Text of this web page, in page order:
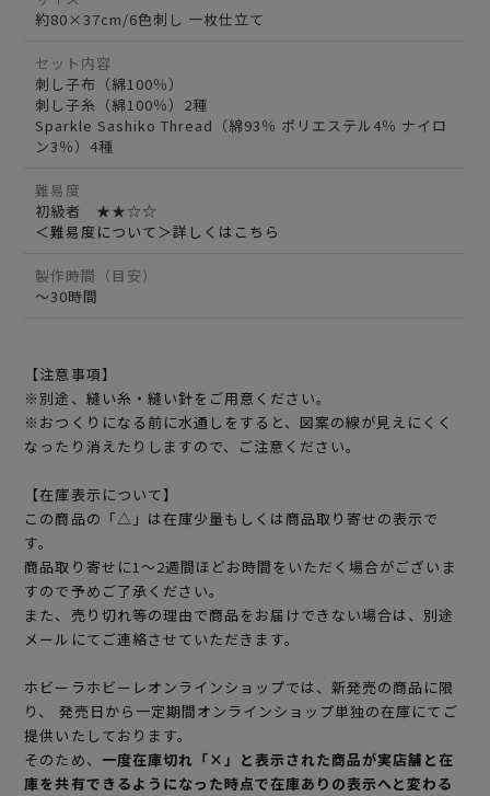
約80×37cm/6色刺し 一枚仕立て
セット内容
刺し子布（綿100％）
刺し子糸（綿100％）2種
Sparkle Sashiko Thread（綿93％ ポリエステル4％ ナイロ
ン3％）4種
難易度
初級者 ★★☆☆
＜難易度について＞詳しくはこちら
製作時間（目安）
～30時間
【注意事項】
※別途、縫い糸・縫い針をご用意ください。
※おつくりになる前に水通しをすると、図案の線が見えにくく
なったり消えたりしますので、ご注意ください。
【在庫表示について】
この商品の「△」は在庫少量もしくは商品取り寄せの表示で
す。
商品取り寄せに1～2週間ほどお時間をいただく場合がございま
すので予めご了承ください。
また、売り切れ等の理由で商品をお届けできない場合は、別途
メールにてご連絡させていただきます。
ホビーラホビーレオンラインショップでは、新発売の商品に限
り、 発売日から一定期間オンラインショップ単独の在庫にてご
提供いたしております。
そのため、 一度在庫切れ「×」と表示された商品が実店舗と在
庫を共有できるようになった時点で在庫ありの表示へと変わる